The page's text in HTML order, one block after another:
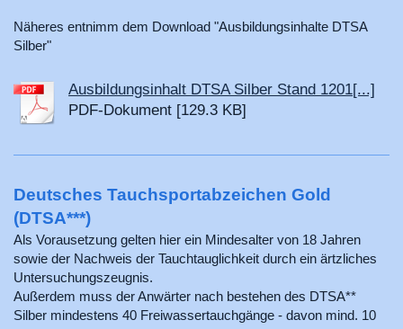
Näheres entnimm dem Download "Ausbildungsinhalte DTSA
Silber"
Ausbildungsinhalt DTSA Silber Stand 1201[...]
PDF-Dokument [129.3 KB]
Deutsches Tauchsportabzeichen Gold
(DTSA***)
Als Vorausetzung gelten hier ein Mindesalter von 18 Jahren
sowie der Nachweis der Tauchtauglichkeit durch ein ärtzliches
Untersuchungszeugnis.
Außerdem muss der Anwärter nach bestehen des DTSA**
Silber mindestens 40 Freiwassertauchgänge - davon mind. 10